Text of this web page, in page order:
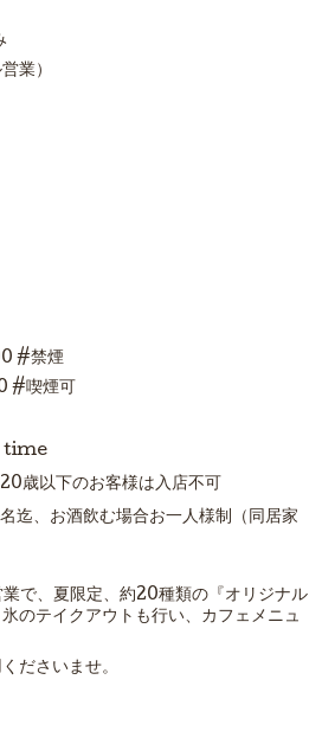
業）
#禁煙
#喫煙可
time
20歳以下のお客様は入店不可
名迄、お酒飲む場合お一人様制（同居家
で、夏限定、約20種類の『オリジナル
のテイクアウトも行い、カフェメニュ
ださいませ。